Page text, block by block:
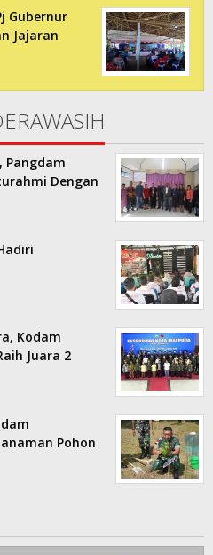
Gubernur
Jajaran
Pangdam
Dengan
Kodam
Juara 2
Pohon